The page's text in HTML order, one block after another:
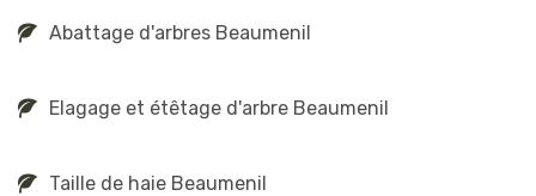
Abattage d'arbres Beaumenil
Elagage et étêtage d'arbre Beaumenil
Taille de haie Beaumenil